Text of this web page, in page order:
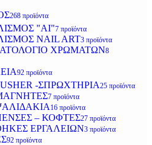
268 προϊόντα
"AI"7 προϊόντα
NAIL ART3 προϊόντα
ΧΡΩΜΑΤΩΝ8
92 προϊόντα
-ΣΠΡΩΧΤΗΡΙΑ25 προϊόντα
7 προϊόντα
16 προϊόντα
– ΚΟΦΤΕΣ27 προϊόντα
ΕΡΓΑΛΕΙΩΝ3 προϊόντα
92 προϊόντα